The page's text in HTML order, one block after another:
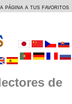
página a tus favoritos
de